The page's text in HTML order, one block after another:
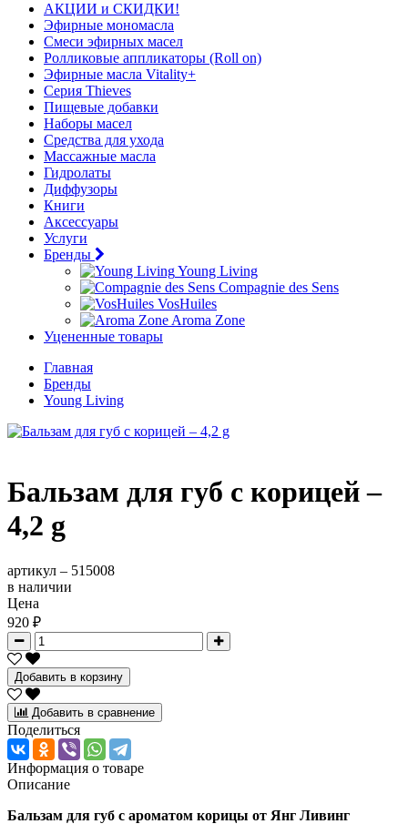
АКЦИИ и СКИДКИ!
Эфирные мономасла
Смеси эфирных масел
Ролликовые аппликаторы (Roll on)
Эфирные масла Vitality+
Серия Thieves
Пищевые добавки
Наборы масел
Средства для ухода
Массажные масла
Гидролаты
Диффузоры
Книги
Аксессуары
Услуги
Бренды
Young Living
Compagnie des Sens
VosHuiles
Aroma Zone
Уцененные товары
Главная
Бренды
Young Living
Бальзам для губ с корицей –
4,2 g
артикул – 515008
в наличии
Цена
920 ₽
Добавить в корзину
Добавить в сравнение
Поделиться
Информация о товаре
Описание
Бальзам для губ с ароматом корицы от Янг Ливинг